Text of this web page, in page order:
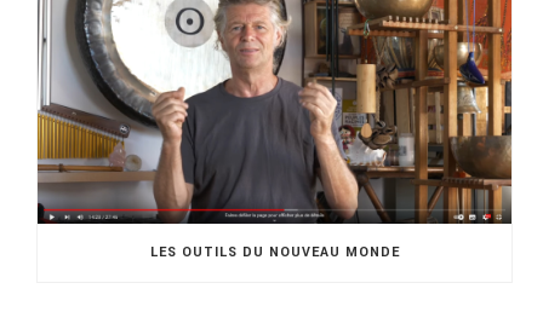
LES OUTILS DU NOUVEAU MONDE